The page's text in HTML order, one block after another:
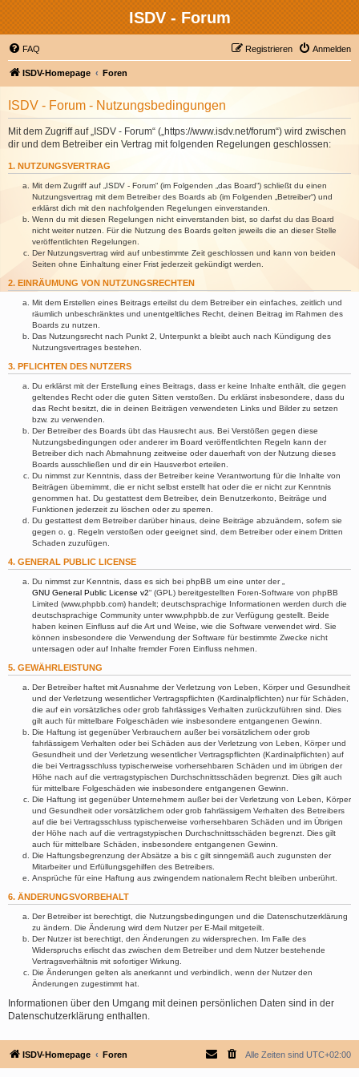
ISDV - Forum
FAQ Anmelden
Registrieren
ISDV-Homepage Foren
ISDV - Forum - Nutzungsbedingungen
Mit dem Zugriff auf „ISDV - Forum“ („https://www.isdv.net/forum“) wird zwischen
dir und dem Betreiber ein Vertrag mit folgenden Regelungen geschlossen:
1. NUTZUNGSVERTRAG
Mit dem Zugriff auf „ISDV - Forum“ (im Folgenden „das Board“) schließt du einen
Nutzungsvertrag mit dem Betreiber des Boards ab (im Folgenden „Betreiber“) und
erklärst dich mit den nachfolgenden Regelungen einverstanden.
Wenn du mit diesen Regelungen nicht einverstanden bist, so darfst du das Board
nicht weiter nutzen. Für die Nutzung des Boards gelten jeweils die an dieser Stelle
veröffentlichten Regelungen.
Der Nutzungsvertrag wird auf unbestimmte Zeit geschlossen und kann von beiden
Seiten ohne Einhaltung einer Frist jederzeit gekündigt werden.
2. EINRÄUMUNG VON NUTZUNGSRECHTEN
Mit dem Erstellen eines Beitrags erteilst du dem Betreiber ein einfaches, zeitlich und
räumlich unbeschränktes und unentgeltliches Recht, deinen Beitrag im Rahmen des
Boards zu nutzen.
Das Nutzungsrecht nach Punkt 2, Unterpunkt a bleibt auch nach Kündigung des
Nutzungsvertrages bestehen.
3. PFLICHTEN DES NUTZERS
Du erklärst mit der Erstellung eines Beitrags, dass er keine Inhalte enthält, die gegen
geltendes Recht oder die guten Sitten verstoßen. Du erklärst insbesondere, dass du
das Recht besitzt, die in deinen Beiträgen verwendeten Links und Bilder zu setzen
bzw. zu verwenden.
Der Betreiber des Boards übt das Hausrecht aus. Bei Verstößen gegen diese
Nutzungsbedingungen oder anderer im Board veröffentlichten Regeln kann der
Betreiber dich nach Abmahnung zeitweise oder dauerhaft von der Nutzung dieses
Boards ausschließen und dir ein Hausverbot erteilen.
Du nimmst zur Kenntnis, dass der Betreiber keine Verantwortung für die Inhalte von
Beiträgen übernimmt, die er nicht selbst erstellt hat oder die er nicht zur Kenntnis
genommen hat. Du gestattest dem Betreiber, dein Benutzerkonto, Beiträge und
Funktionen jederzeit zu löschen oder zu sperren.
Du gestattest dem Betreiber darüber hinaus, deine Beiträge abzuändern, sofern sie
gegen o. g. Regeln verstoßen oder geeignet sind, dem Betreiber oder einem Dritten
Schaden zuzufügen.
4. GENERAL PUBLIC LICENSE
Du nimmst zur Kenntnis, dass es sich bei phpBB um eine unter der „
GNU General Public License v2“ (GPL) bereitgestellten Foren-Software von phpBB
Limited (www.phpbb.com) handelt; deutschsprachige Informationen werden durch die
deutschsprachige Community unter www.phpbb.de zur Verfügung gestellt. Beide
haben keinen Einfluss auf die Art und Weise, wie die Software verwendet wird. Sie
können insbesondere die Verwendung der Software für bestimmte Zwecke nicht
untersagen oder auf Inhalte fremder Foren Einfluss nehmen.
5. GEWÄHRLEISTUNG
Der Betreiber haftet mit Ausnahme der Verletzung von Leben, Körper und Gesundheit
und der Verletzung wesentlicher Vertragspflichten (Kardinalpflichten) nur für Schäden,
die auf ein vorsätzliches oder grob fahrlässiges Verhalten zurückzuführen sind. Dies
gilt auch für mittelbare Folgeschäden wie insbesondere entgangenen Gewinn.
Die Haftung ist gegenüber Verbrauchern außer bei vorsätzlichem oder grob
fahrlässigem Verhalten oder bei Schäden aus der Verletzung von Leben, Körper und
Gesundheit und der Verletzung wesentlicher Vertragspflichten (Kardinalpflichten) auf
die bei Vertragsschluss typischerweise vorhersehbaren Schäden und im übrigen der
Höhe nach auf die vertragstypischen Durchschnittsschäden begrenzt. Dies gilt auch
für mittelbare Folgeschäden wie insbesondere entgangenen Gewinn.
Die Haftung ist gegenüber Unternehmern außer bei der Verletzung von Leben, Körper
und Gesundheit oder vorsätzlichem oder grob fahrlässigem Verhalten des Betreibers
auf die bei Vertragsschluss typischerweise vorhersehbaren Schäden und im Übrigen
der Höhe nach auf die vertragstypischen Durchschnittsschäden begrenzt. Dies gilt
auch für mittelbare Schäden, insbesondere entgangenen Gewinn.
Die Haftungsbegrenzung der Absätze a bis c gilt sinngemäß auch zugunsten der
Mitarbeiter und Erfüllungsgehilfen des Betreibers.
Ansprüche für eine Haftung aus zwingendem nationalem Recht bleiben unberührt.
6. ÄNDERUNGSVORBEHALT
Der Betreiber ist berechtigt, die Nutzungsbedingungen und die Datenschutzerklärung
zu ändern. Die Änderung wird dem Nutzer per E-Mail mitgeteilt.
Der Nutzer ist berechtigt, den Änderungen zu widersprechen. Im Falle des
Widerspruchs erlischt das zwischen dem Betreiber und dem Nutzer bestehende
Vertragsverhältnis mit sofortiger Wirkung.
Die Änderungen gelten als anerkannt und verbindlich, wenn der Nutzer den
Änderungen zugestimmt hat.
Informationen über den Umgang mit deinen persönlichen Daten sind in der
Datenschutzerklärung enthalten.
ISDV-Homepage Foren Alle Zeiten sind UTC+02:00